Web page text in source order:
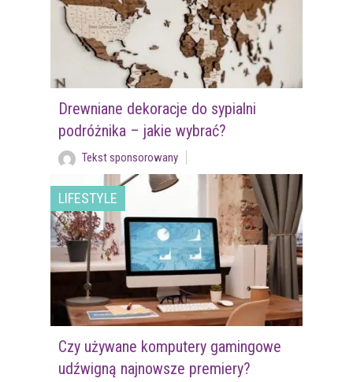
Drewniane dekoracje do sypialni
podróżnika – jakie wybrać?
Tekst sponsorowany
LIFESTYLE
Czy używane komputery gamingowe
udźwigną najnowsze premiery?